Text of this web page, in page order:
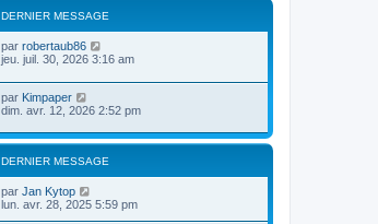
DERNIER MESSAGE
par robertaub86
jeu. juil. 30, 2026 3:16 am
par Kimpaper
dim. avr. 12, 2026 2:52 pm
DERNIER MESSAGE
par Jan Kytop
lun. avr. 28, 2025 5:59 pm